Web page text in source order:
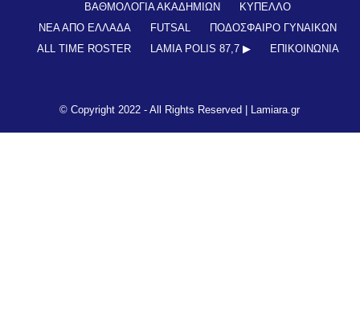
ΒΑΘΜΟΛΟΓΙΑ ΑΚΑΔΗΜΙΩΝ
ΚΥΠΕΛΛΟ
ΝΕΑ ΑΠΟ ΕΛΛΑΔΑ
FUTSAL
ΠΟΔΟΣΦΑΙΡΟ ΓΥΝΑΙΚΩΝ
ALL TIME ROSTER
LAMIA POLIS 87,7 ▶︎ ΕΠΙΚΟΙΝΩΝΊΑ
© Copyright 2022 - All Rights Reserved | Lamiara.gr